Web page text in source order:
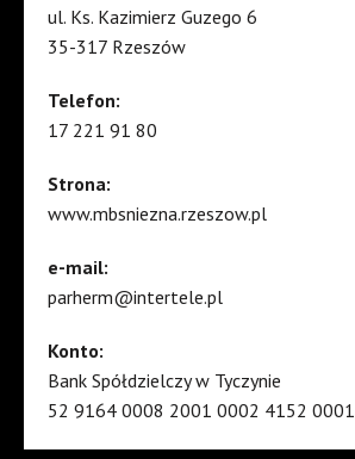
ul. Ks. Kazimierz Guzego 6
35-317 Rzeszów
Telefon:
17 221 91 80
Strona:
www.mbsniezna.rzeszow.pl
e-mail:
parherm@intertele.pl
Konto:
Bank Spółdzielczy w Tyczynie
52 9164 0008 2001 0002 4152 0001